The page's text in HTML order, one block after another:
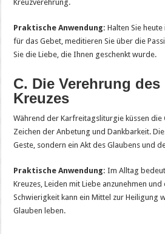
Kreuzverehrung.
Praktische Anwendung: Halten Sie
für das Gebet, meditieren Sie über die
Sie die Liebe, die Ihnen geschenkt wurde.
C. Die Verehrung
Kreuzes
Während der Karfreitagsliturgie küssen die
Zeichen der Anbetung und Dankbarkeit.
Geste, sondern ein Akt des Glaubens und
Praktische Anwendung: Im Alltag
Kreuzes, Leiden mit Liebe anzunehmen
Schwierigkeit kann ein Mittel zur Heiligung
Glauben leben.